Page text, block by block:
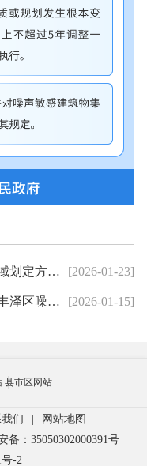
[2026-01-23]
政策解读
[2026-01-15]
定方案的通知
县市区网站
们 |
网站地图
备：35050302000391号
-2